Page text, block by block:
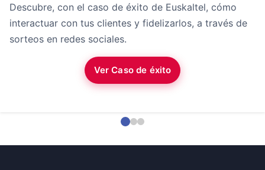
Descubre, con el caso de éxito de Euskaltel, cómo
interactuar con tus clientes y fidelizarlos, a través de
sorteos en redes sociales.
Ver Caso de éxito